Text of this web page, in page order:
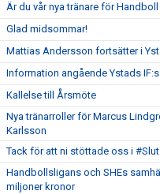
Är du vår nya tränare för
Glad midsommar!
Mattias Andersson fortsätter i
Information angående Ystads
Kallelse till Årsmöte
Nya tränarroller för Marcus
Karlsson
Tack för att ni stöttade oss i
Handbollsligans och SHEs
miljoner kronor